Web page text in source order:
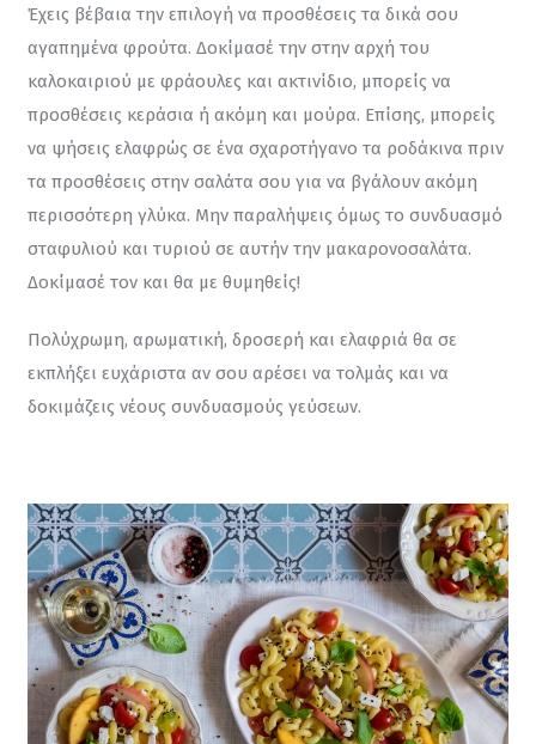
Έχεις βέβαια την επιλογή να προσθέσεις τα δικά σου
αγαπημένα φρούτα. Δοκίμασέ την στην αρχή του
καλοκαιριού με φράουλες και ακτινίδιο, μπορείς να
προσθέσεις κεράσια ή ακόμη και μούρα. Επίσης, μπορείς
να ψήσεις ελαφρώς σε ένα σχαροτήγανο τα ροδάκινα πριν
τα προσθέσεις στην σαλάτα σου για να βγάλουν ακόμη
περισσότερη γλύκα. Μην παραλήψεις όμως το συνδυασμό
σταφυλιού και τυριού σε αυτήν την μακαρονοσαλάτα.
Δοκίμασέ τον και θα με θυμηθείς!
Πολύχρωμη, αρωματική, δροσερή και ελαφριά θα σε
εκπλήξει ευχάριστα αν σου αρέσει να τολμάς και να
δοκιμάζεις νέους συνδυασμούς γεύσεων.